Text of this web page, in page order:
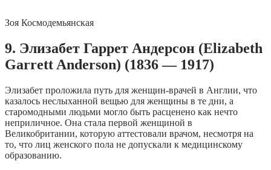
Зоя Космодемьянская
9. Элизабет Гаррет Андерсон (Elizabeth
Garrett Anderson) (1836 — 1917)
Элизабет проложила путь для женщин-врачей в Англии, что
казалось неслыханной вещью для женщины в те дни, а
старомодными людьми могло быть расценено как нечто
неприличное. Она стала первой женщиной в
Великобритании, которую аттестовали врачом, несмотря на
то, что лиц женского пола не допускали к медицинскому
образованию.